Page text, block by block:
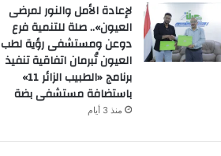
لإعادة الأمل والنور لمرضى
العيون».. صلة للتنمية فرع
دوعن ومستشفى رؤية لطب
العيون تُبرمان اتفاقية تنفيذ
برنامج «الطبيب الزائر 11»
باستضافة مستشفى بضة
منذ 3 أيام